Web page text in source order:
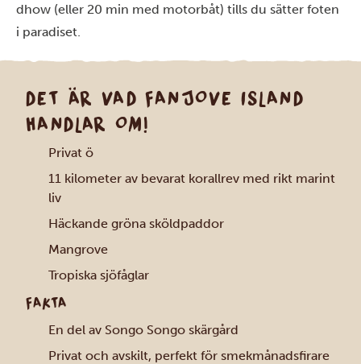
dhow (eller 20 min med motorbåt) tills du sätter foten
i paradiset.
DET ÄR VAD FANJOVE ISLAND
HANDLAR OM!
Privat ö
11 kilometer av bevarat korallrev med rikt marint
liv
Häckande gröna sköldpaddor
Mangrove
Tropiska sjöfåglar
FAKTA
En del av Songo Songo skärgård
Privat och avskilt, perfekt för smekmånadsfirare